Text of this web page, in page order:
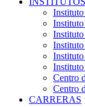
Centro
Centro
CARRERAS